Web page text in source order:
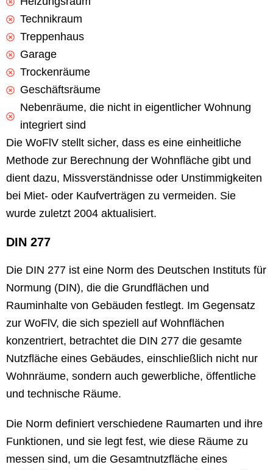
Technikraum
Treppenhaus
Garage
Trockenräume
Geschäftsräume
Nebenräume, die nicht in eigentlicher Wohnung
integriert sind
Die WoFlV stellt sicher, dass es eine einheitliche
Methode zur Berechnung der Wohnfläche gibt und
dient dazu, Missverständnisse oder Unstimmigkeiten
bei Miet- oder Kaufverträgen zu vermeiden. Sie
wurde zuletzt 2004 aktualisiert.
DIN 277
Die DIN 277 ist eine Norm des Deutschen Instituts für
Normung (DIN), die die Grundflächen und
Rauminhalte von Gebäuden festlegt. Im Gegensatz
zur WoFlV, die sich speziell auf Wohnflächen
konzentriert, betrachtet die DIN 277 die gesamte
Nutzfläche eines Gebäudes, einschließlich nicht nur
Wohnräume, sondern auch gewerbliche, öffentliche
und technische Räume.
Die Norm definiert verschiedene Raumarten und ihre
Funktionen, und sie legt fest, wie diese Räume zu
messen sind, um die Gesamtnutzfläche eines